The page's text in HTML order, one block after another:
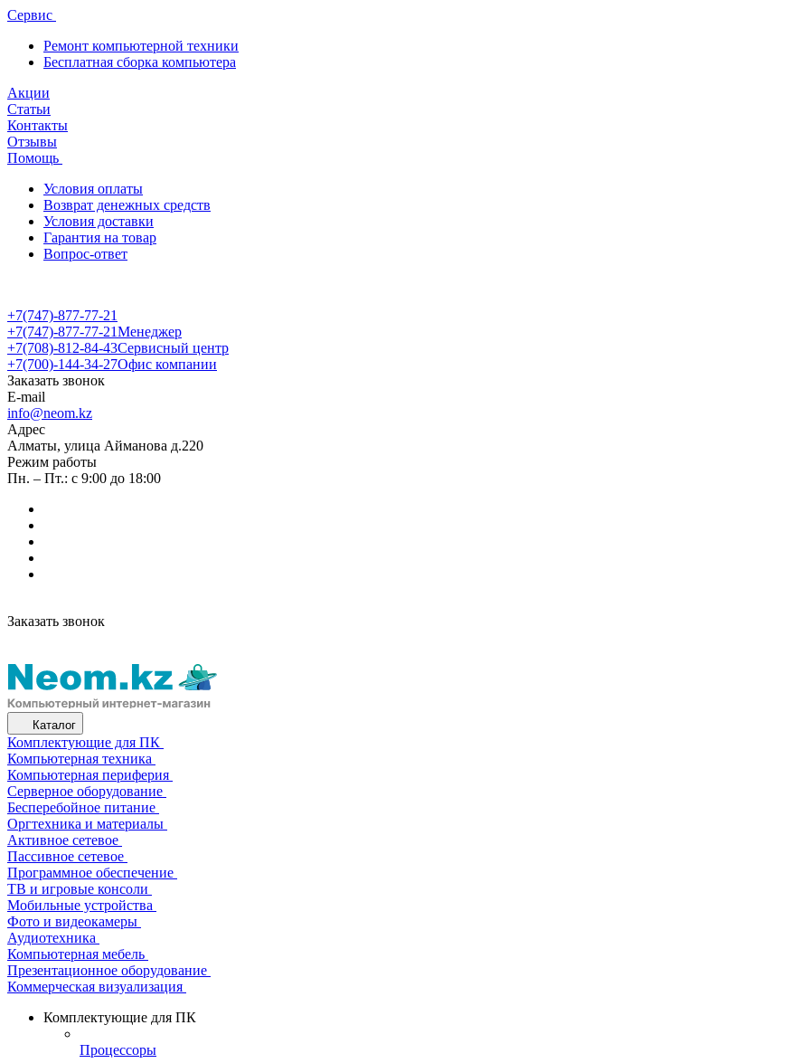
Сервис
Ремонт компьютерной техники
Бесплатная сборка компьютера
Акции
Статьи
Контакты
Отзывы
Помощь
Условия оплаты
Возврат денежных средств
Условия доставки
Гарантия на товар
Вопрос-ответ
+7(747)-877-77-21
+7(747)-877-77-21Менеджер
+7(708)-812-84-43Сервисный центр
+7(700)-144-34-27Офис компании
Заказать звонок
E-mail
info@neom.kz
Адрес
Алматы, улица Айманова д.220
Режим работы
Пн. – Пт.: с 9:00 до 18:00
Заказать звонок
Каталог
Комплектующие для ПК
Компьютерная техника
Компьютерная периферия
Серверное оборудование
Бесперебойное питание
Оргтехника и материалы
Активное сетевое
Пассивное сетевое
Программное обеспечение
ТВ и игровые консоли
Мобильные устройства
Фото и видеокамеры
Аудиотехника
Компьютерная мебель
Презентационное оборудование
Коммерческая визуализация
Комплектующие для ПК
Процессоры